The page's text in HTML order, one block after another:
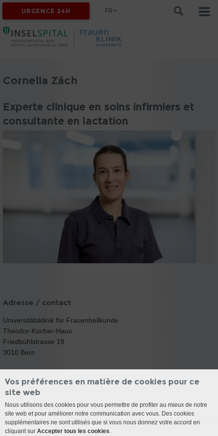
URGENCE 24H FR
Cornelia Zäch
Experte clinique en soins infirmiers et
consultante en lactation
Adresse / contact
Universitätsklinik für Frauenheilkunde
Theodor-Kocher-Haus
Friedbühlstrasse 19
3010 Bern
Vos préférences en matière de cookies pour ce
site web
Nous utilisons des cookies pour vous permettre de profiter au mieux de notre
site web et pour améliorer notre communication avec vous. Des cookies
supplémentaires ne sont utilisés que si vous nous donnez votre accord en
cliquant sur Accepter tous les cookies.